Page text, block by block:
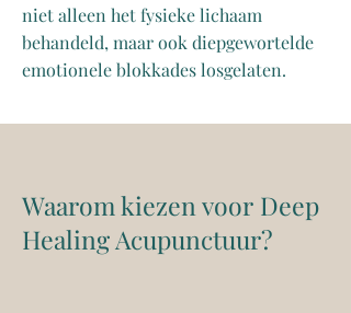
niet alleen het fysieke lichaam
behandeld, maar ook diepgewortelde
emotionele blokkades losgelaten.
Waarom kiezen voor Deep
Healing Acupunctuur?